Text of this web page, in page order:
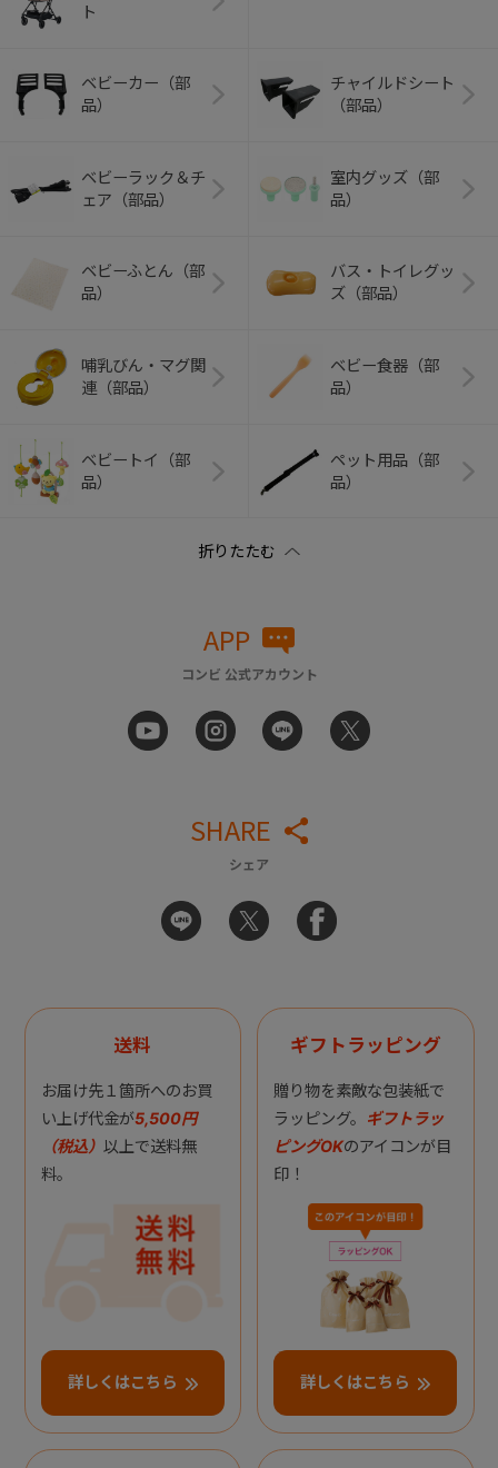
ト
ベビーカー（部
品）
チャイルドシート
（部品）
ベビーラック＆チ
ェア（部品）
室内グッズ（部
品）
ベビーふとん（部
品）
バス・トイレグッ
ズ（部品）
哺乳びん・マグ関
連（部品）
ベビー食器（部
品）
ベビートイ（部
品）
ペット用品（部
品）
APP
コンビ 公式アカウント
SHARE
シェア
送料
お届け先１箇所へのお買
い上げ代金が5,500円
（税込） 以上で送料無
料。
詳しくはこちら
ギフトラッピング
贈り物を素敵な包装紙で
ラッピング。 ギフトラッ
ピングOKのアイコンが目
印！
詳しくはこちら